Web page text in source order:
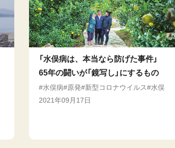
「水俣病は、本当なら防げた事件」
65年の闘いが「鏡写し」にするもの
水俣病 原発 新型コロナウイルス
水俣
2021年09月17日